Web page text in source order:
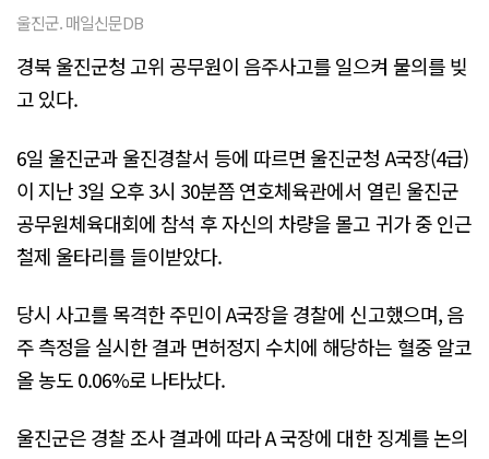
울진군. 매일신문DB
경북 울진군청 고위 공무원이 음주사고를 일으켜 물의를 빚
고 있다.
6일 울진군과 울진경찰서 등에 따르면 울진군청 A국장(4급)
이 지난 3일 오후 3시 30분쯤 연호체육관에서 열린 울진군
공무원체육대회에 참석 후 자신의 차량을 몰고 귀가 중 인근
철제 울타리를 들이받았다.
당시 사고를 목격한 주민이 A국장을 경찰에 신고했으며, 음
주 측정을 실시한 결과 면허정지 수치에 해당하는 혈중 알코
올 농도 0.06%로 나타났다.
울진군은 경찰 조사 결과에 따라 A 국장에 대한 징계를 논의